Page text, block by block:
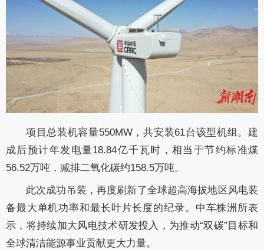
项目总装机容量550MW，共安装61台该型机组。建
成后预计年发电量18.84亿千瓦时，相当于节约标准煤
56.52万吨，减排二氧化碳约158.5万吨。
此次成功吊装，再度刷新了全球超高海拔地区风电装
备最大单机功率和最长叶片长度的纪录。中车株洲所表
示，将持续加大风电技术研发投入，为推动“双碳”目标和
全球清洁能源事业贡献更大力量。